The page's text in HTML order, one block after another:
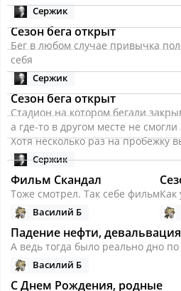
Сержик
Сезон бега открыт
Бег в любом случае привычка
себя
Сержик
Сезон бега открыт
Стадион на котором бегали
а где-то в другом месте не смогли
Хотя несколько раз на пробежку
Сержик
Фильм Скандал
Тоже смотрел. Так себе фильм
Василий Б
Как
Падение нефти,
А ведь тогда было реально дно
Василий Б
С Днем Рождения, родные